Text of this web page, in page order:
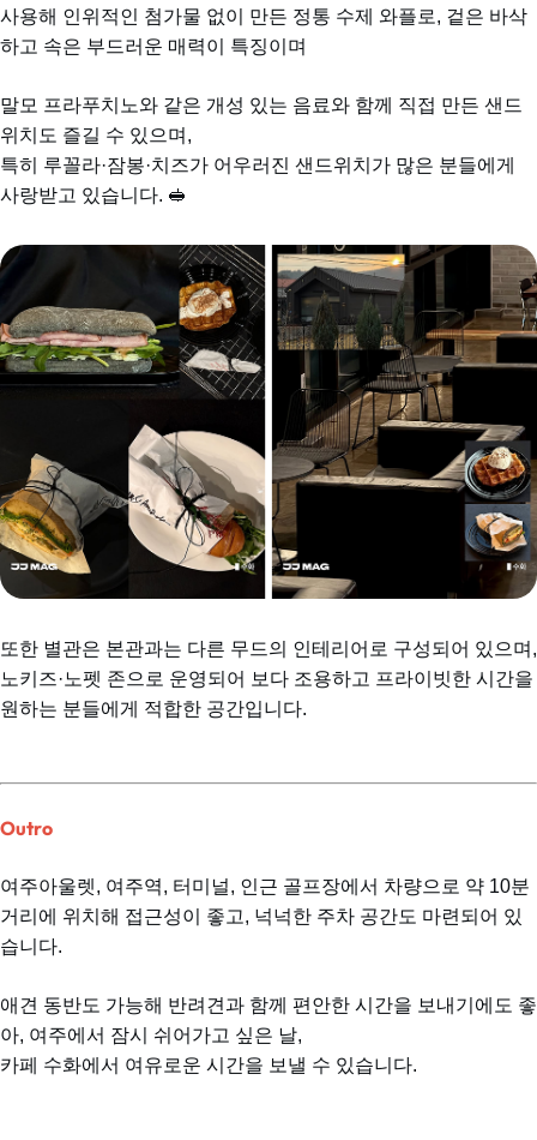
사용해 인위적인 첨가물 없이 만든 정통 수제 와플로, 겉은 바삭
하고 속은 부드러운 매력이 특징이며
말모 프라푸치노와 같은 개성 있는 음료와 함께 직접 만든 샌드
위치도 즐길 수 있으며,
특히 루꼴라·잠봉·치즈가 어우러진 샌드위치가 많은 분들에게
사랑받고 있습니다. 🥪
또한 별관은 본관과는 다른 무드의 인테리어로 구성되어 있으며,
노키즈·노펫 존으로 운영되어 보다 조용하고 프라이빗한 시간을
원하는 분들에게 적합한 공간입니다.
Outro
여주아울렛, 여주역, 터미널, 인근 골프장에서 차량으로 약 10분
거리에 위치해 접근성이 좋고, 넉넉한 주차 공간도 마련되어 있
습니다.
애견 동반도 가능해 반려견과 함께 편안한 시간을 보내기에도 좋
아, 여주에서 잠시 쉬어가고 싶은 날,
카페 수화에서 여유로운 시간을 보낼 수 있습니다.